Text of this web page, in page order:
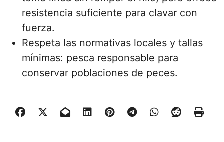
resistencia suficiente para clavar con
fuerza.
Respeta las normativas locales y tallas
mínimas: pesca responsable para
conservar poblaciones de peces.